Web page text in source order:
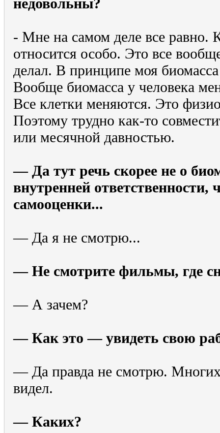
- Мне на самом деле все равно.
относится особо. Это все
делал. В принципе моя
Вообще биомасса у человека
Все клетки меняются. Это
Поэтому трудно как-то
или месячной давностью.
— Да тут речь скорее не о
внутренней ответственности,
самооценки...
— Да я не смотрю...
— Не смотрите фильмы, где
— А зачем?
— Как это — увидеть свою
— Да правда не смотрю.
видел.
— Каких?